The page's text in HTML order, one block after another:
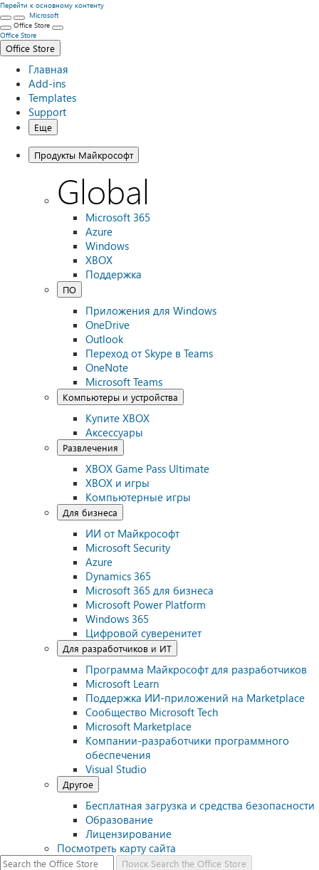
Перейти к основному контенту
Microsoft
Office Store
Office Store
Office Store
Главная
Add-ins
Templates
Support
Еще
Продукты Майкрософт
Global
Microsoft 365
Azure
Windows
XBOX
Поддержка
ПО
Приложения для Windows
OneDrive
Outlook
Переход от Skype в Teams
OneNote
Microsoft Teams
Компьютеры и устройства
Купите XBOX
Аксессуары
Развлечения
XBOX Game Pass Ultimate
XBOX и игры
Компьютерные игры
Для бизнеса
ИИ от Майкрософт
Microsoft Security
Azure
Dynamics 365
Microsoft 365 для бизнеса
Microsoft Power Platform
Windows 365
Цифровой суверенитет
Для разработчиков и ИТ
Программа Майкрософт для разработчиков
Microsoft Learn
Поддержка ИИ-приложений на Marketplace
Сообщество Microsoft Tech
Microsoft Marketplace
Компании-разработчики программного
обеспечения
Visual Studio
Другое
Бесплатная загрузка и средства безопасности
Образование
Лицензирование
Посмотреть карту сайта
Поиск Search the Office Store